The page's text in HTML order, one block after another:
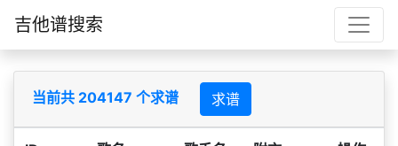
吉他谱搜索
当前共 204147 个求谱 求谱